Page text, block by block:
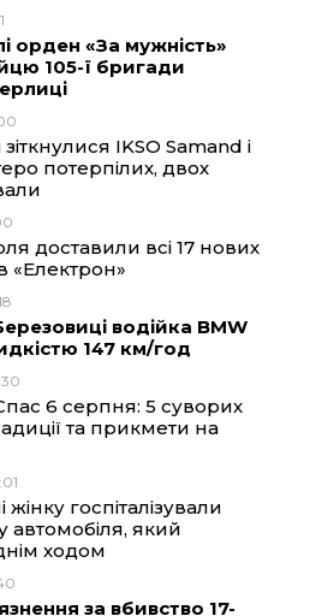
A
орден «За мужність»
105-ї бригади
IKSO Samand і
потерпілих, двох
доставили всі 17 нових
«Електрон»
водійка BMW
147 км/год
6 серпня: 5 суворих
та прикмети на
госпіталізували
автомобіля, який
ходом
за вбивство 17-